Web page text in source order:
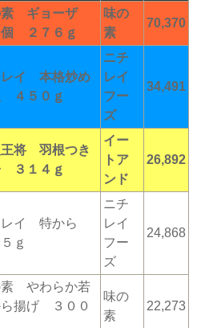
素 ギョーザ
個 ２７６ｇ
味の
素
70,370
レイ 本格炒め
４５０ｇ
ニチ
レイ
フー
ズ
34,491
王将 羽根つき
３１４ｇ
イー
トア
ンド
26,892
レイ 特から
ｇ
ニチ
レイ
フー
ズ
24,868
素 やわらか若
揚げ ３００
味の
素
22,273